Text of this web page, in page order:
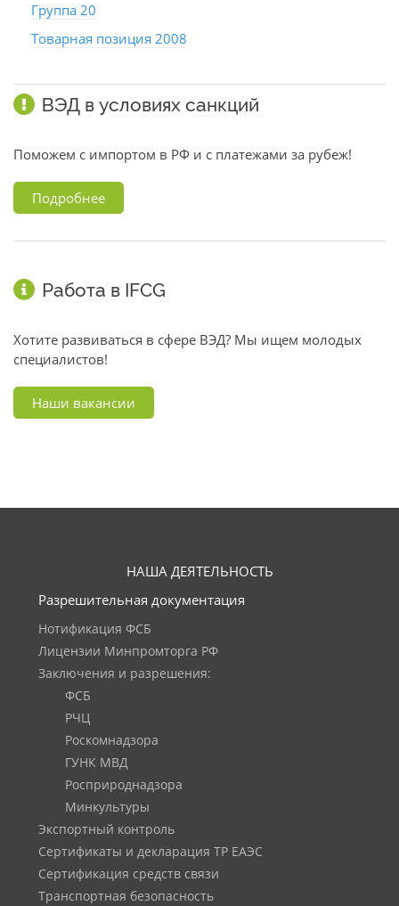
Группа 20
Товарная позиция 2008
ВЭД в условиях санкций
Поможем с импортом в РФ и с платежами за рубеж!
Подробнее
Работа в IFCG
Хотите развиваться в сфере ВЭД? Мы ищем молодых
специалистов!
Наши вакансии
НАША ДЕЯТЕЛЬНОСТЬ
Разрешительная документация
Нотификация ФСБ
Лицензии Минпромторга РФ
Заключения и разрешения:
ФСБ
РЧЦ
Роскомнадзора
ГУНК МВД
Росприроднадзора
Минкультуры
Экспортный контроль
Сертификаты и декларация ТР ЕАЭС
Сертификация средств связи
Транспортная безопасность